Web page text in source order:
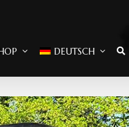
DEUTSCH